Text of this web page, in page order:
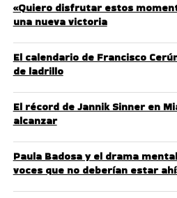
«Quiero disfrutar estos
una nueva victoria
El calendario de Francisco
de ladrillo
El récord de Jannik Sinner en
alcanzar
Paula Badosa y el drama
voces que no deberían estar